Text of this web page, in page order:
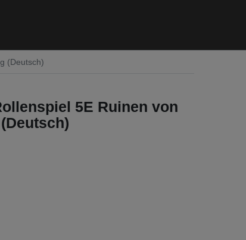
(Deutsch)
5E Ruinen von